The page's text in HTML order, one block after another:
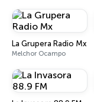
La Grupera Radio Mx
Melchor Ocampo